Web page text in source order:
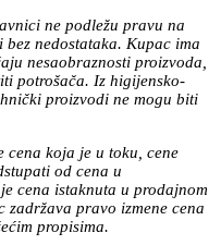
ne podležu pravu na
nedostataka. Kupac ima
nesaobraznosti proizvoda,
potrošača. Iz higijensko-
proizvodi ne mogu biti
cena koja je u toku, cene
od cena u
cena istaknuta u prodajnom
zadržava pravo izmene cena
propisima.